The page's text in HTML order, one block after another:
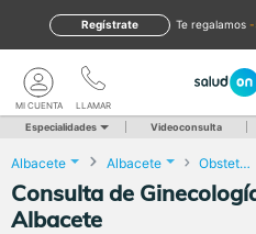
te regalamos -
Regístrate
LLAMAR
MI CUENTA
Especialidades Videoconsulta
Albacete Albacete Obstetricia y Ginecología
Consulta de
Albacete